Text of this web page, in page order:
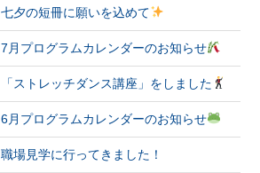
七夕の短冊に願いを込めて
7月プログラムカレンダーのお知らせ
「ストレッチダンス講座」をしました
6月プログラムカレンダーのお知らせ
職場見学に行ってきました！